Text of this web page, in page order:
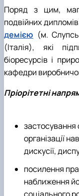
Поряд з цим,
подвійних
демією (м.
(Італія), які
біоресурсів і
кафедри
Пріорітетні
застосування
організації
дискусії,
посилення
наближення
соціального